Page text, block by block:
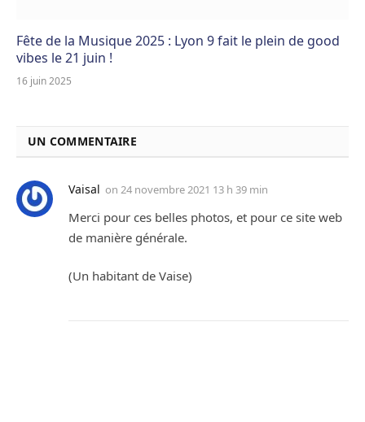
Fête de la Musique 2025 : Lyon 9 fait le plein de good
vibes le 21 juin !
16 juin 2025
UN COMMENTAIRE
Vaisal on 24 novembre 2021 13 h 39 min
Merci pour ces belles photos, et pour ce site web
de manière générale.
(Un habitant de Vaise)